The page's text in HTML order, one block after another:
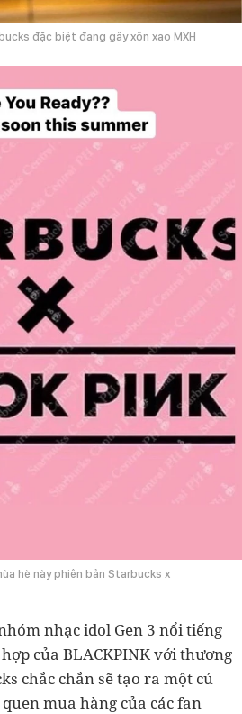
đặc biệt đang gây xôn xao MXH
hè này phiên bản Starbucks x
nhạc idol Gen 3 nổi tiếng
của BLACKPINK với thương
chắc chắn sẽ tạo ra một cú
mua hàng của các fan